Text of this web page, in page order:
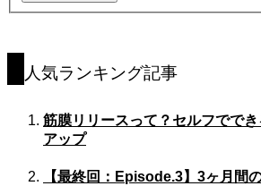
人気ランキング記事
筋膜リリースって？セルフでで
アップ
【最終回：Episode.3】3ヶ月間